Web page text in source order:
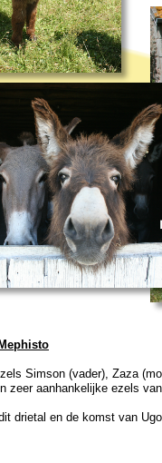
Simson (vader), Zaza
zeer aanhankelijke ezels
drietal en de komst van